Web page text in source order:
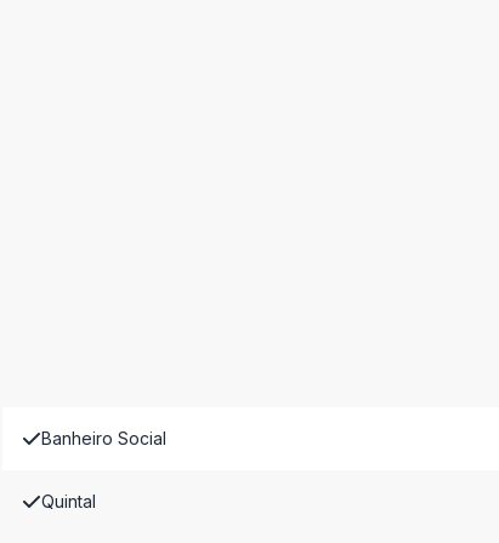
Banheiro Social
Quintal